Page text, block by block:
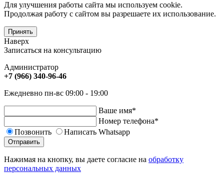
Для улучшения работы сайта мы используем cookie.
Продолжая работу с сайтом вы разрешаете их использование.
Принять
Наверх
Записаться на консультацию
Администратор
+7 (966) 340-96-46
Ежедневно пн-вс 09:00 - 19:00
Ваше имя*
Номер телефона*
Позвонить
Написать Whatsapp
Отправить
Нажимая на кнопку, вы даете согласие на обработку
персональных данных